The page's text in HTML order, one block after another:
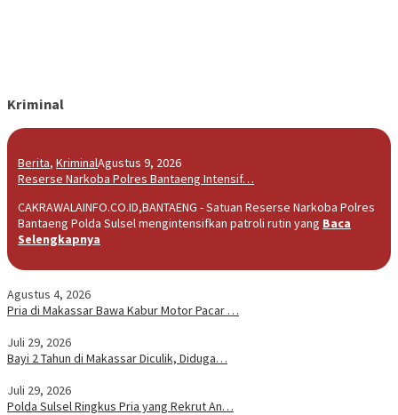
Kriminal
Berita, KriminalAgustus 9, 2026
Reserse Narkoba Polres Bantaeng Intensif…
CAKRAWALAINFO.CO.ID,BANTAENG - Satuan Reserse Narkoba Polres
Bantaeng Polda Sulsel mengintensifkan patroli rutin yang Baca
Selengkapnya
Agustus 4, 2026
Pria di Makassar Bawa Kabur Motor Pacar …
Juli 29, 2026
Bayi 2 Tahun di Makassar Diculik, Diduga…
Juli 29, 2026
Polda Sulsel Ringkus Pria yang Rekrut An…